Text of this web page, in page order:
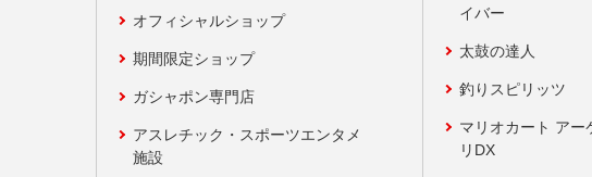
オフィシャルショップ
期間限定ショップ
ガシャポン専門店
アスレチック・スポーツエンタメ
施設
イバー
太鼓の達人
釣りスピリッツ
マリオカート アー
リDX